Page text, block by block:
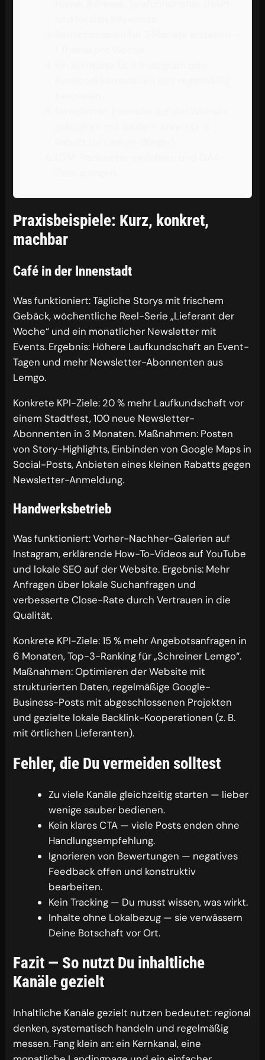
Praxisbeispiele: Kurz, konkret,
machbar
Café in der Innenstadt
Was funktioniert: Tägliche Storys mit frischem
Gebäck, wöchentliche Reel-Serie „Lieferant der
Woche“ und ein monatlicher Newsletter mit
Events. Ergebnis: Höhere Laufkundschaft an Event-
Tagen und mehr Newsletter-Abonnenten aus
Lemgo.
Konkrete KPI-Ziele: 20 % mehr Laufkundschaft vor
einem Stadtfest, 100 neue Newsletter-
Abonnenten in 3 Monaten. Maßnahmen: Posten
von Story-Highlights, Einbinden von Google Maps in
Social-Posts, Anbieten eines kleinen Rabatts gegen
Newsletter-Anmeldung.
Handwerksbetrieb
Was funktioniert: Vorher-Nachher-Galerien auf
Instagram, erklärende How-To-Videos auf YouTube
und lokale SEO auf der Website. Ergebnis: Mehr
Anfragen über lokale Suchanfragen und
verbesserte Close-Rate durch Vertrauen in die
Qualität.
Konkrete KPI-Ziele: 15 % mehr Angebotsanfragen in
6 Monaten, Top-3-Ranking für „Schreiner Lemgo“.
Maßnahmen: Optimieren der Website mit
strukturierten Daten, regelmäßige Google-
Business-Posts mit abgeschlossenen Projekten
und gezielte lokale Backlink-Kooperationen (z. B.
mit örtlichen Lieferanten).
Fehler, die Du vermeiden solltest
Zu viele Kanäle gleichzeitig starten — lieber
wenige sauber bedienen.
Kein klares CTA — viele Posts enden ohne
Handlungsempfehlung.
Ignorieren von Bewertungen — negatives
Feedback offen und konstruktiv
bearbeiten.
Kein Tracking — Du musst wissen, was wirkt.
Inhalte ohne Lokalbezug — sie verwässern
Deine Botschaft vor Ort.
Fazit — So nutzt Du inhaltliche
Kanäle gezielt
Inhaltliche Kanäle gezielt nutzen bedeutet: regional
denken, systematisch handeln und regelmäßig
messen. Fang klein an: ein Kernkanal, eine